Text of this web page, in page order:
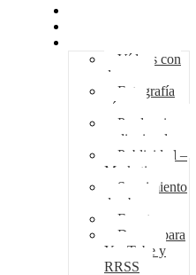
Vídeos con
drones
Fotografía
aérea
Producciones
audiovisuales
Publicidad –
Marketing
Seguimiento
de obra
Eventos
Drones para
YouTube y
RRSS